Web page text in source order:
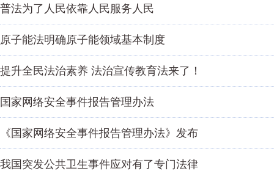
普法为了人民依靠人民服务人民
原子能法明确原子能领域基本制度
提升全民法治素养 法治宣传教育法来了！
国家网络安全事件报告管理办法
《国家网络安全事件报告管理办法》发布
我国突发公共卫生事件应对有了专门法律